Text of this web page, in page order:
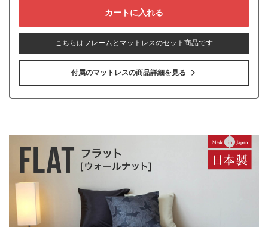
こちらはフレームとマットレスのセット商品です
付属のマットレスの商品詳細を見る